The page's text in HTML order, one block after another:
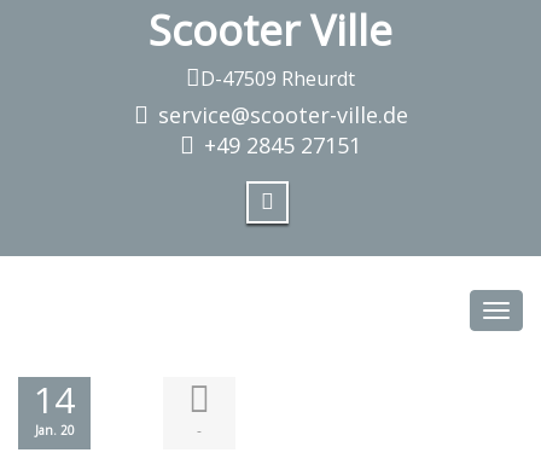
Scooter Ville
D-47509 Rheurdt
service@scooter-ville.de
+49 2845 27151
14
Jan. 20 -